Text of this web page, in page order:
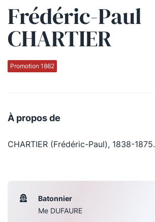
Frédéric-Paul
CHARTIER
Promotion 1862
À propos de
CHARTIER (Frédéric-Paul), 1838-1875.
Batonnier
Me DUFAURE
Qui sommes-nous ?
La Conférence
La défense pénale
Le Concours de la Conférence
La Petite Conférence